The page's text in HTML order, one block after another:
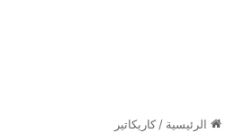
الرئيسية / كاريكاتير